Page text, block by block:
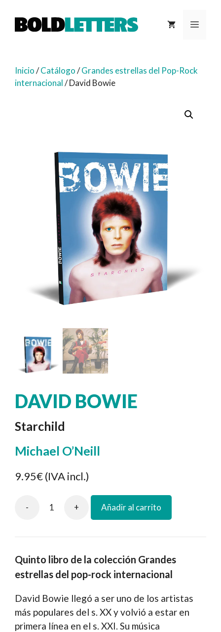
contenido
Inicio/Catálogo/Grandes estrellas del Pop-Rock
internacional/ David Bowie
DAVID BOWIE
Starchild
Michael O’Neill
9.95€(IVA incl.)
-
David
cantidad
+ Añadir al carrito
Quinto libro de la colección Grandes
estrellas del pop-rock internacional
David Bowie llegó a ser uno de los artistas
más populares del s. XX y volvió a estar en
primera línea en el s. XXI. Su música